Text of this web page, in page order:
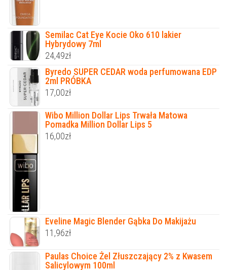
Semilac Cat Eye Kocie Oko 610 lakier
Hybrydowy 7ml
24,49zł
Byredo SUPER CEDAR woda perfumowana EDP
2ml PRÓBKA
17,00zł
Wibo Million Dollar Lips Trwała Matowa
Pomadka Million Dollar Lips 5
16,00zł
Eveline Magic Blender Gąbka Do Makijażu
11,96zł
Paulas Choice Żel Złuszczający 2% z Kwasem
Salicylowym 100ml